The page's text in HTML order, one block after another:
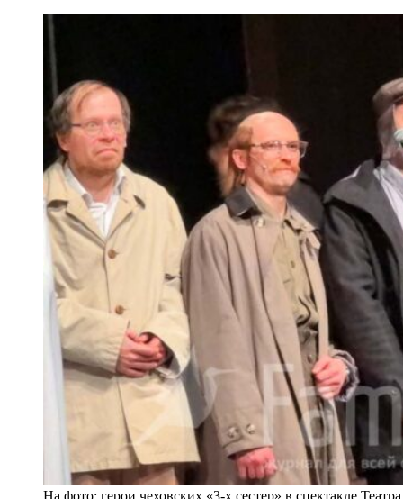
На фото: герои чеховских «3-х сестер» в спектакле